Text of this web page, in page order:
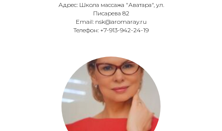
Адрес: Школа массажа "Аватара", ул.
Писарева 82
Email: nsk@aromaray.ru
Телефон: +7-913-942-24-19